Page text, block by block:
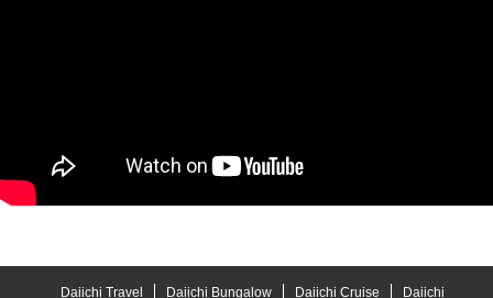
Daiichi Travel Daiichi Bungalow Daiichi Cruise Daiichi